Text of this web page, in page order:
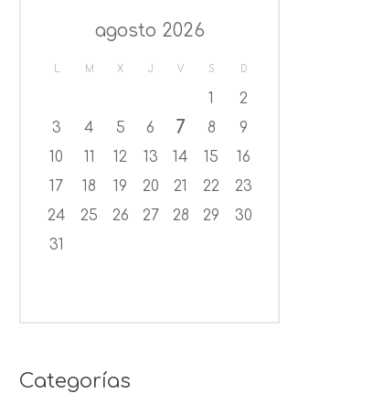
agosto 2026
M X J V S D
1
2
3
4 5 6 7 8
9
10
11 12 13 14 15
16
17
18 19 20 21 22
23
24
25 26 27 28 29
30
31
Categorías